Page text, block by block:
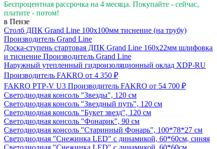
Беспроцентная рассрочка на 4 месяца. Покупайте - сейчас,
платите - потом!
в Пензе
Столб ДПК Grand Line 100х100мм тиснение (на трубу)
Производитель Grand Line
Доска-ступень стартовая ДПК Grand Line 160х22мм шлифовка
и тиснение Производитель Grand Line
Наружный утепленный гидроизоляционный оклад XDP-RU
Производитель FAKRO от 4 350 ₽
FAKRO PTP-V U3 Производитель FAKRO от 54 700 ₽
Светодиодная консоль "Звезды", 120 см
Светодиодная консоль "Звездный путь", 120 см
Светодиодная консоль "Букет звезд", 120 см
Светодиодная консоль "Фонарик", 90 см
Светодиодная консоль "Старинный Фонарь", 100*78*27 см
Светодиодная "Снежинка LED" с динамикой, 60*60см, синяя
Светодиодная "Снежинка LED" с динамикой, 60*60см,